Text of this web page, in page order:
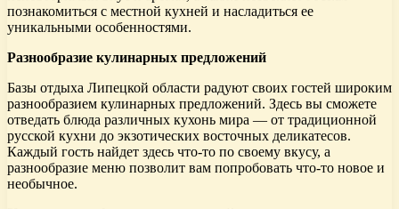
познакомиться с местной кухней и насладиться ее
уникальными особенностями.
Разнообразие кулинарных предложений
Базы отдыха Липецкой области радуют своих гостей широким
разнообразием кулинарных предложений. Здесь вы сможете
отведать блюда различных кухонь мира — от традиционной
русской кухни до экзотических восточных деликатесов.
Каждый гость найдет здесь что-то по своему вкусу, а
разнообразие меню позволит вам попробовать что-то новое и
необычное.